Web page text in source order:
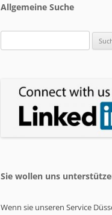
Allgemeine Suche
nach:
Sie wollen uns
Wenn sie unseren Service